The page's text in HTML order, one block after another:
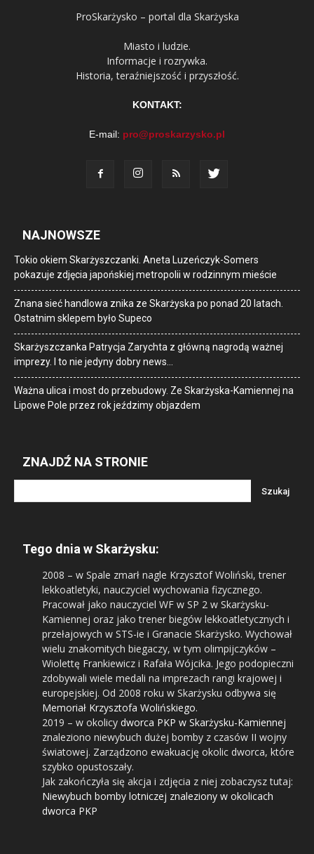
ProSkarżysko – portal dla Skarżyska
Miasto i ludzie.
Informacje i rozrywka.
Historia, teraźniejszość i przyszłość.
KONTAKT:
E-mail: pro@proskarzysko.pl
NAJNOWSZE
Tokio okiem Skarżyszczanki. Aneta Luzeńczyk-Somers
pokazuje zdjęcia japońskiej metropolii w rodzinnym mieście
Znana sieć handlowa znika ze Skarżyska po ponad 20 latach.
Ostatnim sklepem było Supeco
Skarżyszczanka Patrycja Zarychta z główną nagrodą ważnej
imprezy. I to nie jedyny dobry news…
Ważna ulica i most do przebudowy. Ze Skarżyska-Kamiennej na
Lipowe Pole przez rok jeździmy objazdem
ZNAJDŹ NA STRONIE
Tego dnia w Skarżysku:
2008 – w Spale zmarł nagle Krzysztof Woliński, trener
lekkoatletyki, nauczyciel wychowania fizycznego.
Pracował jako nauczyciel WF w SP 2 w Skarżysku-
Kamiennej oraz jako trener biegów lekkoatletycznych i
przełajowych w STS-ie i Granacie Skarżysko. Wychował
wielu znakomitych biegaczy, w tym olimpijczyków –
Wiolettę Frankiewicz i Rafała Wójcika. Jego podopieczni
zdobywali wiele medali na imprezach rangi krajowej i
europejskiej. Od 2008 roku w Skarżysku odbywa się
Memoriał Krzysztofa Wolińskiego.
2019 – w okolicy dworca PKP w Skarżysku-Kamiennej
znaleziono niewybuch dużej bomby z czasów II wojny
światowej. Zarządzono ewakuację okolic dworca, które
szybko opustoszały.
Jak zakończyła się akcja i zdjęcia z niej zobaczysz tutaj:
Niewybuch bomby lotniczej znaleziony w okolicach
dworca PKP